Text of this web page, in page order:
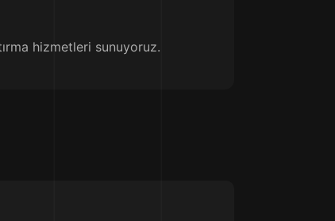
hizmetleri sunuyoruz.